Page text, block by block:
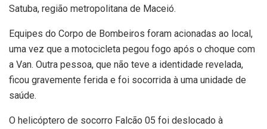
Satuba, região metropolitana de Maceió.
Equipes do Corpo de Bombeiros foram acionadas ao local,
uma vez que a motocicleta pegou fogo após o choque com
a Van. Outra pessoa, que não teve a identidade revelada,
ficou gravemente ferida e foi socorrida à uma unidade de
saúde.
O helicóptero de socorro Falcão 05 foi deslocado à